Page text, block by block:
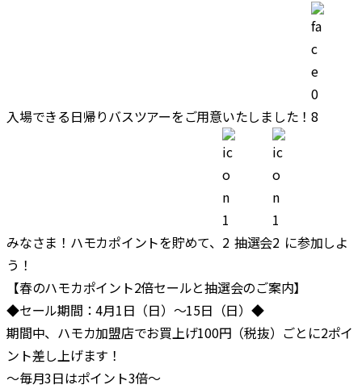
入場できる日帰りバスツアーをご用意いたしました！
みなさま！ハモカポイントを貯めて、 抽選会
に参加しよ
う！
【春のハモカポイント2倍セールと抽選会のご案内】
◆セール期間：4月1日（日）～15日（日）◆
期間中、ハモカ加盟店でお買上げ100円（税抜）ごとに2ポイ
ント差し上げます！
～毎月3日はポイント3倍～